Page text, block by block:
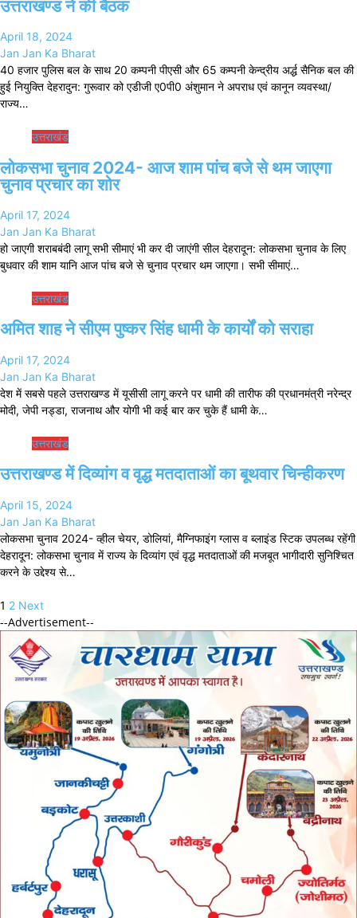
उत्तराखण्ड ने की बैठक
April 18, 2024
Jan Jan Ka Bharat
40 हजार पुलिस बल के साथ 20 कम्पनी पीएसी और 65 कम्पनी केन्द्रीय अर्द्ध सैनिक बल की
हुई नियुक्ति देहरादुन: गुरूवार को एडीजी ए0पी0 अंशुमान ने अपराध एवं कानून व्यवस्था/
राज्य…
उत्तराखंड
लोकसभा चुनाव 2024- आज शाम पांच बजे से थम जाएगा
चुनाव प्रचार का शोर
April 17, 2024
Jan Jan Ka Bharat
हो जाएगी शराबबंदी लागू सभी सीमाएं भी कर दी जाएंगी सील देहरादून: लोकसभा चुनाव के लिए
बुधवार की शाम यानि आज पांच बजे से चुनाव प्रचार थम जाएगा। सभी सीमाएं…
उत्तराखंड
अमित शाह ने सीएम पुष्कर सिंह धामी के कार्यों को सराहा
April 17, 2024
Jan Jan Ka Bharat
देश में सबसे पहले उत्तराखण्ड में यूसीसी लागू करने पर धामी की तारीफ की प्रधानमंत्री नरेन्द्र
मोदी, जेपी नड्डा, राजनाथ और योगी भी कई बार कर चुके हैं धामी के…
उत्तराखंड
उत्तराखण्ड में दिव्यांग व वृद्ध मतदाताओं का बूथवार चिन्हीकरण
April 15, 2024
Jan Jan Ka Bharat
लोकसभा चुनाव 2024- व्हील चेयर, डोलियां, मैग्निफाइंग ग्लास व ब्लाइंड स्टिक उपलब्ध रहेंगी
देहरादून: लोकसभा चुनाव में राज्य के दिव्यांग एवं वृद्ध मतदाताओं की मजबूत भागीदारी सुनिश्चित
करने के उद्देश्य से…
Posts
pagination
1 2 Next
--Advertisement--